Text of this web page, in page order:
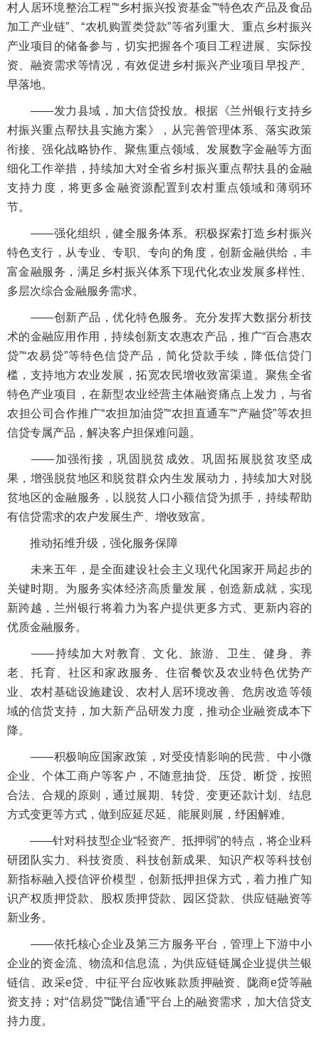
村人居环境整治工程”“乡村振兴投资基金”“特色农产品及食品
加工产业链”、“农机购置类贷款”等省列重大、重点乡村振兴
产业项目的储备参与，切实把握各个项目工程进展、实际投
资、融资需求等情况，有效促进乡村振兴产业项目早投产、
早落地。
——发力县域，加大信贷投放。根据《兰州银行支持乡
村振兴重点帮扶县实施方案》，从完善管理体系、落实政策
衔接、强化战略协作、聚焦重点领域、发展数字金融等方面
细化工作举措，持续加大对全省乡村振兴重点帮扶县的金融
支持力度，将更多金融资源配置到农村重点领域和薄弱环
节。
——强化组织，健全服务体系。积极探索打造乡村振兴
特色支行，从专业、专职、专向的角度，创新金融供给，丰
富金融服务，满足乡村振兴体系下现代化农业发展多样性、
多层次综合金融服务需求。
——创新产品，优化特色服务。充分发挥大数据分析技
术的金融应用作用，持续创新支农惠农产品，推广“百合惠农
贷”“农易贷”等特色信贷产品，简化贷款手续，降低信贷门
槛，支持地方农业发展，拓宽农民增收致富渠道。聚焦全省
特色产业项目，在新型农业经营主体融资痛点上发力，与省
农担公司合作推广“农担加油贷”“农担直通车”“产融贷”等农担
信贷专属产品，解决客户担保难问题。
——加强衔接，巩固脱贫成效。巩固拓展脱贫攻坚成
果，增强脱贫地区和脱贫群众内生发展动力，持续加大对脱
贫地区的金融服务，以脱贫人口小额信贷为抓手，持续帮助
有信贷需求的农户发展生产、增收致富。
推动拓维升级，强化服务保障
未来五年，是全面建设社会主义现代化国家开局起步的
关键时期。为服务实体经济高质量发展，创造新成就，实现
新跨越，兰州银行将着力为客户提供更多方式、更新内容的
优质金融服务。
——持续加大对教育、文化、旅游、卫生、健身、养
老、托育、社区和家政服务、住宿餐饮及农业特色优势产
业、农村基础设施建设、农村人居环境改善、危房改造等领
域的信货支持，加大新产品研发力度，推动企业融资成本下
降。
——积极响应国家政策，对受疫情影响的民营、中小微
企业、个体工商户等客户，不随意抽贷、压贷、断贷，按照
合法、合规的原则，通过展期、转贷、变更还款计划、结息
方式变更等方式，做到应延尽延、能展则展，纾困解难。
——针对科技型企业“轻资产、抵押弱”的特点，将企业科
研团队实力、科技资质、科技创新成果、知识产权等科技创
新指标融入授信评价模型，创新抵押担保方式，着力推广知
识产权质押贷款、股权质押贷款、园区贷款、供应链融资等
新业务。
——依托核心企业及第三方服务平台，管理上下游中小
企业的资金流、物流和信息流，为供应链链属企业提供兰银
链信、政采e贷、中征平台应收账款质押融资、陇商e贷等融
资支持；对“信易贷”“陇信通”平台上的融资需求，加大信贷支
持力度。